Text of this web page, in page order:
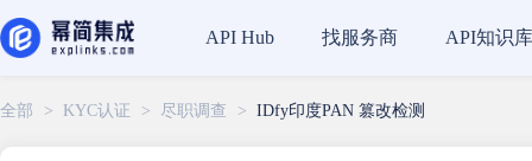
API Hub 找服务商 API知识库
全部 > KYC认证 > 尽职调查 > IDfy印度PAN 篡改检测